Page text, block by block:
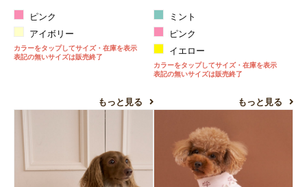
ピンク
アイボリー
カラーをタップしてサイズ・在庫を表示
表記の無いサイズは販売終了
もっと見る
ミント
ピンク
イエロー
カラーをタップしてサイズ・在庫を表示
表記の無いサイズは販売終了
もっと見る